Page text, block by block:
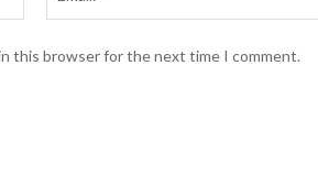
this browser for the next time I comment.